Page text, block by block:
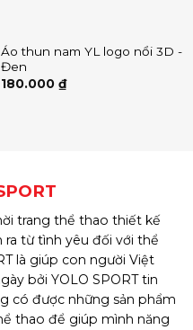
Áo thun nam YL logo nổi 3D -
Đen
180.000 ₫
trang thể thao thiết kế
ra từ tình yêu đối với thể
là giúp con người Việt
bởi YOLO SPORT tin
có được những sản phẩm
thao để giúp mình năng